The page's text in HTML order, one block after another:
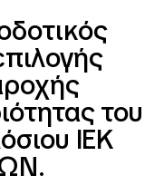
του
ΙΕΚ